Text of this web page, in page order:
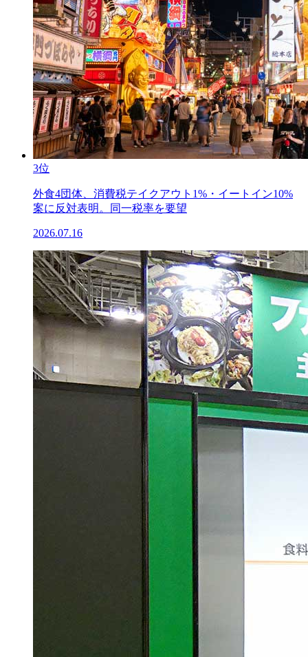
3位
外食4団体、消費税テイクアウト1%・イートイン10%
案に反対表明。同一税率を要望
2026.07.16